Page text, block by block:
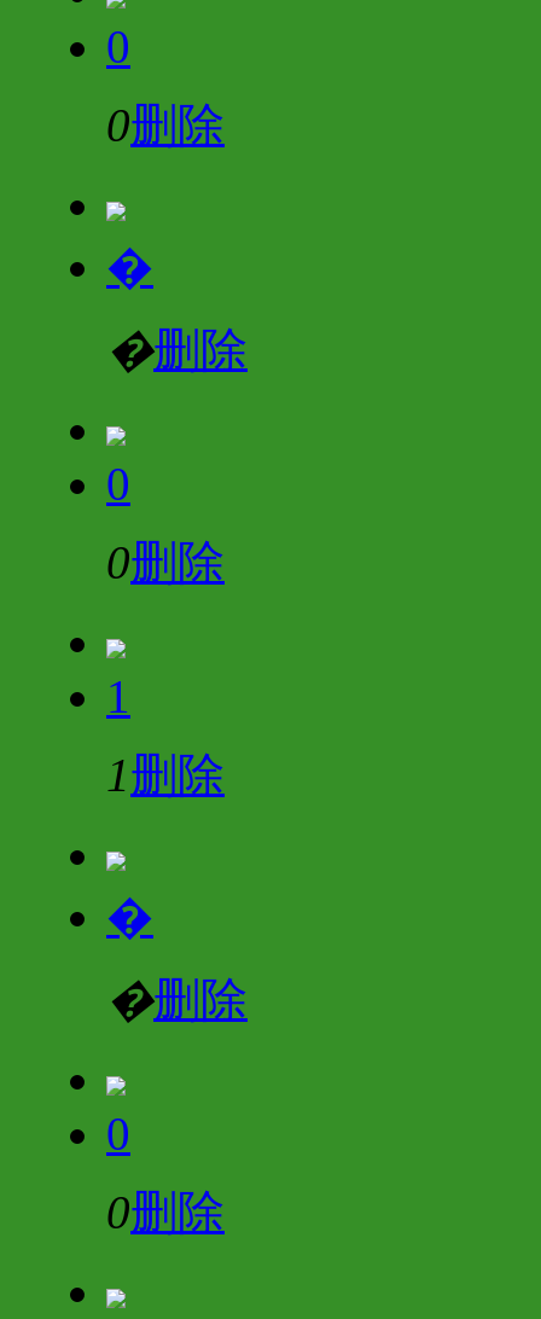
0
0删除
�
�删除
0
0删除
1
1删除
�
�删除
0
0删除